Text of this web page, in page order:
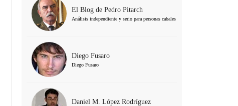
El Blog de Pedro Pitarch
Análisis independiente y serio para personas cabales
Diego Fusaro
Diego Fusaro
Daniel M. López Rodríguez